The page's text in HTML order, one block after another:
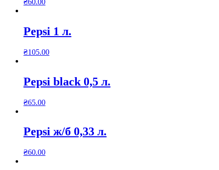
Pepsi 1 л.
₴105.00
Pepsi black 0,5 л.
₴65.00
Pepsi ж/б 0,33 л.
₴60.00